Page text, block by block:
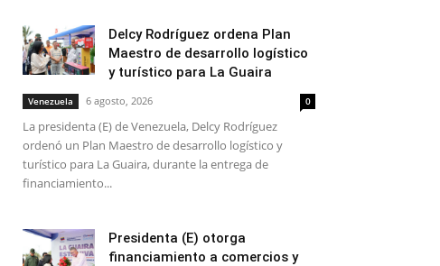
Delcy Rodríguez ordena Plan
Maestro de desarrollo logístico
y turístico para La Guaira
Venezuela 6 agosto, 2026 0
La presidenta (E) de Venezuela, Delcy Rodríguez
ordenó un Plan Maestro de desarrollo logístico y
turístico para La Guaira, durante la entrega de
financiamiento...
Presidenta (E) otorga
financiamiento a comercios y